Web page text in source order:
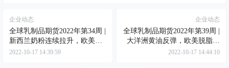
企业动态
全球乳制品期货2022年第34周 |
新西兰奶粉连续拉升，欧美黄
油迅猛上攻
2022-10-17 14:39:59
企业动态
全球乳制品期货2022年第39周 |
大洋洲黄油反弹，欧美脱脂奶
粉大跌
2022-10-17 14:44:10